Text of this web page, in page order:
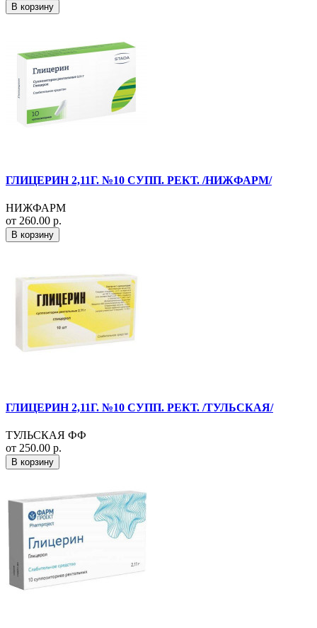
В корзину
ГЛИЦЕРИН 2,11Г. №10 СУПП. РЕКТ. /НИЖФАРМ/
НИЖФАРМ
от 260.00 р.
В корзину
ГЛИЦЕРИН 2,11Г. №10 СУПП. РЕКТ. /ТУЛЬСКАЯ/
ТУЛЬСКАЯ ФФ
от 250.00 р.
В корзину